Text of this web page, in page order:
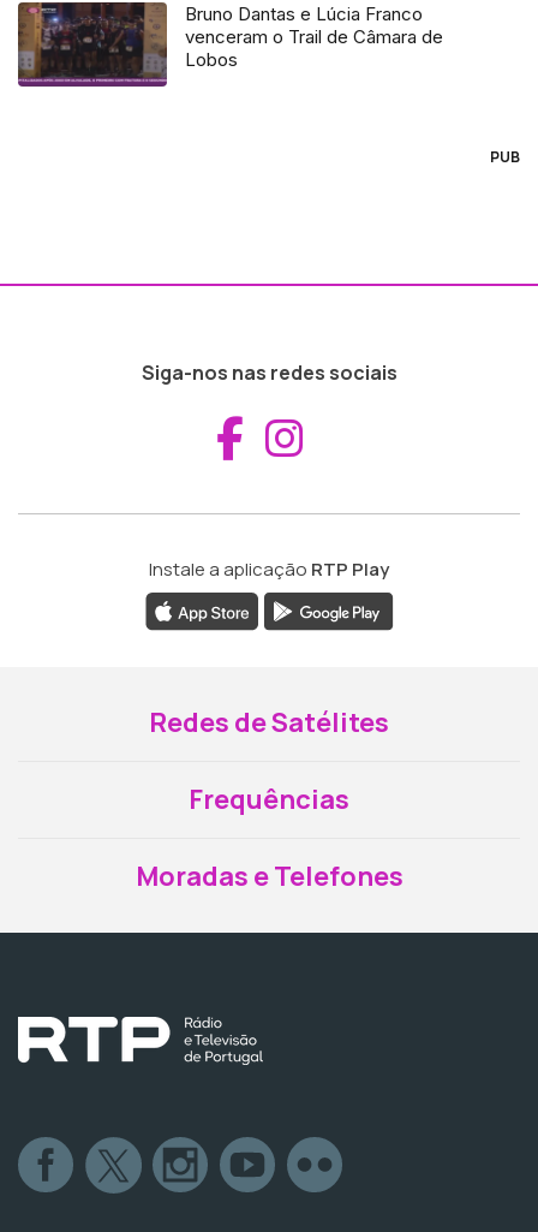
Bruno Dantas e Lúcia Franco
venceram o Trail de Câmara de
Lobos
PUB
Siga-nos nas redes sociais
Aceder ao
Instale a aplicação RTP Play
Redes de Satélites
Frequências
Moradas e Telefones